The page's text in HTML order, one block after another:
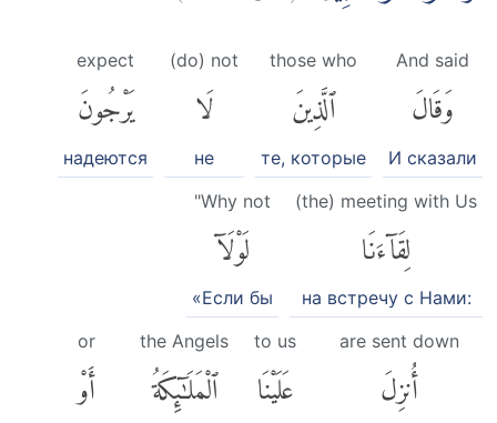
And said
وَقَالَ
И сказали
those who
ٱلَّذِينَ
те, которые
(do) not
لَا
не
expect
يَرْجُونَ
надеются
(the) meeting with Us
لِقَآءَنَا
на встречу с Нами:
"Why not
لَوْلَآ
«Если бы
are sent down
أُنزِلَ
to us
عَلَيْنَا
the Angels
ٱلْمَلَٰٓئِكَةُ
or
أَوْ